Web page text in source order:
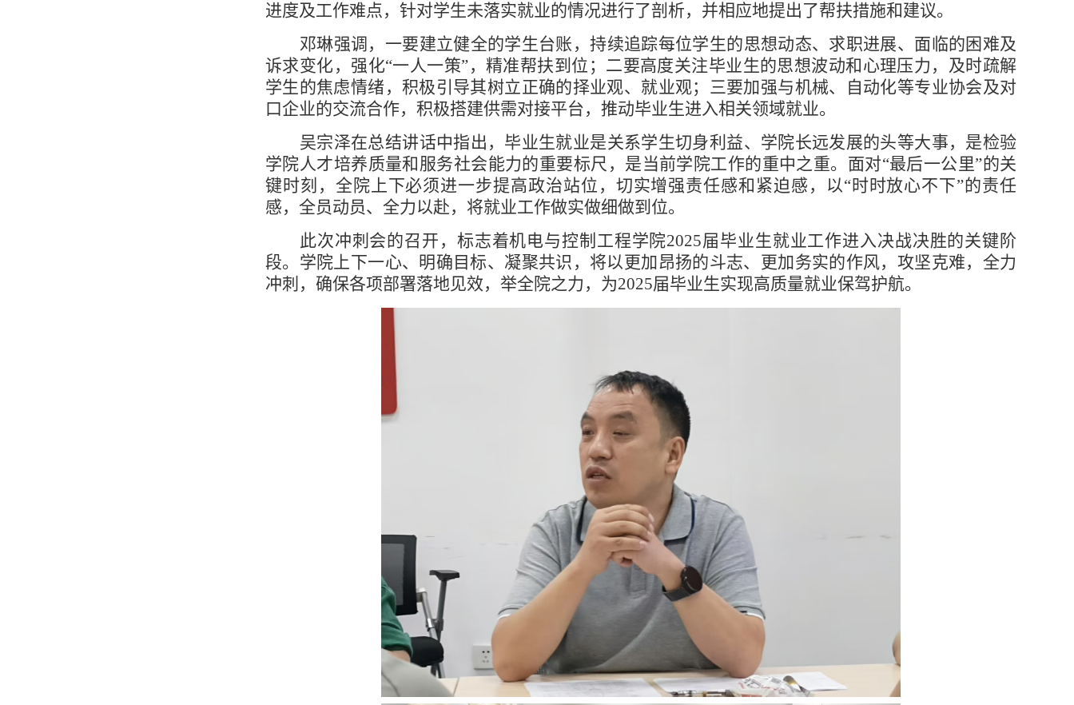
进度及工作难点，针对学生未落实就业的情况进行了剖析，并相应地提出了帮扶措施和建议。
邓琳强调，一要建立健全的学生台账，持续追踪每位学生的思想动态、求职进展、面临的困难及
诉求变化，强化“一人一策”，精准帮扶到位；二要高度关注毕业生的思想波动和心理压力，及时疏解
学生的焦虑情绪，积极引导其树立正确的择业观、就业观；三要加强与机械、自动化等专业协会及对
口企业的交流合作，积极搭建供需对接平台，推动毕业生进入相关领域就业。
吴宗泽在总结讲话中指出，毕业生就业是关系学生切身利益、学院长远发展的头等大事，是检验
学院人才培养质量和服务社会能力的重要标尺，是当前学院工作的重中之重。面对“最后一公里”的关
键时刻，全院上下必须进一步提高政治站位，切实增强责任感和紧迫感，以“时时放心不下”的责任
感，全员动员、全力以赴，将就业工作做实做细做到位。
此次冲刺会的召开，标志着机电与控制工程学院2025届毕业生就业工作进入决战决胜的关键阶
段。学院上下一心、明确目标、凝聚共识，将以更加昂扬的斗志、更加务实的作风，攻坚克难，全力
冲刺，确保各项部署落地见效，举全院之力，为2025届毕业生实现高质量就业保驾护航。